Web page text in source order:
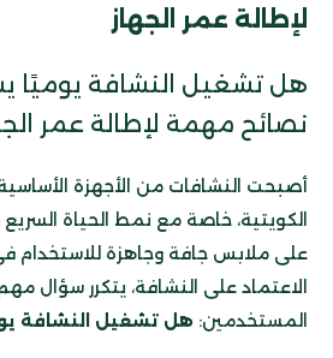
لإطالة عمر الجهاز
هل تشغيل النشافة يوميًا
نصائح مهمة لإطالة عمر
أصبحت النشافات من الأجهزة
الكويتية، خاصة مع نمط الحياة
على ملابس جافة وجاهزة للاستخدام
الاعتماد على النشافة، يتكرر سؤال
المستخدمين: هل تشغيل النشافة